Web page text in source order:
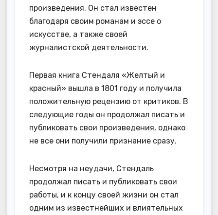
произведения. Он стал известен
благодаря своим романам и эссе о
искусстве, а также своей
журналистской деятельности.
Первая книга Стендаля «Желтый и
красный» вышла в 1801 году и получила
положительную рецензию от критиков. В
следующие годы он продолжал писать и
публиковать свои произведения, однако
не все они получили признание сразу.
Несмотря на неудачи, Стендаль
продолжал писать и публиковать свои
работы, и к концу своей жизни он стал
одним из известнейших и влиятельных